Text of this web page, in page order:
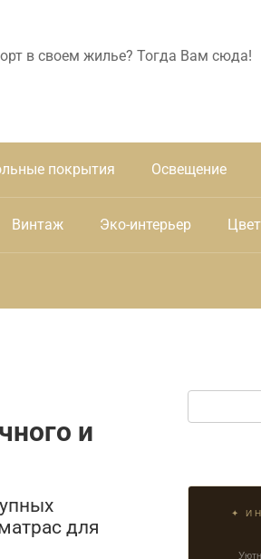
в своем жилье? Тогда Вам сюда!
покрытия Освещение
Винтаж Эко-интерьер
и
для
✦